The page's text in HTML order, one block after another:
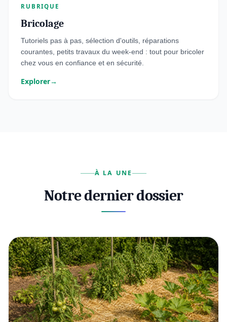
RUBRIQUE
Bricolage
Tutoriels pas à pas, sélection d'outils, réparations
courantes, petits travaux du week-end : tout pour bricoler
chez vous en confiance et en sécurité.
Explorer→
À LA UNE
Notre dernier dossier